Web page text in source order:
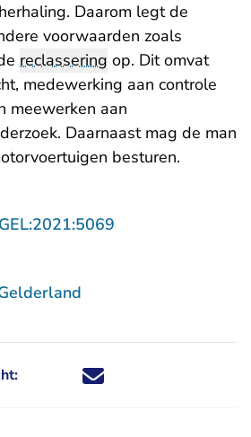
Daarom legt de
voorwaarden zoals
reclassering op. Dit omvat
medewerking aan controle
meewerken aan
Daarnaast mag de man
besturen.
Deel dit nieuwsbericht via X -
Deel dit nieuwsbericht via
Deel dit nieuwsbericht
Deel dit